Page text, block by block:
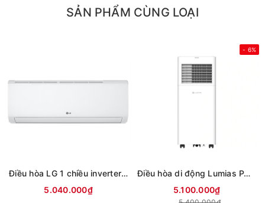
SẢN PHẨM CÙNG LOẠI
Điều hòa LG 1 chiều inverter 9000Btu IFC09M1 (mới 2026)
5.040.000₫
- 6%
Điều hòa di động Lumias PAC-26
5.100.000₫